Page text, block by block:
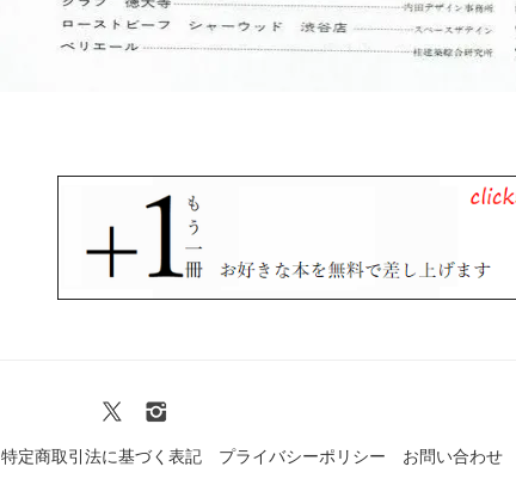
特定商取引法に基づく表記 プライバシーポリシー お問い合わせ